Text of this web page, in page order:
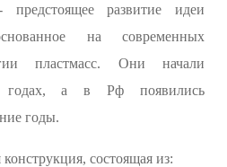
развитие идеи
на современных
пластмасс. Они начали
годах, а в Рф появились
годы.
состоящая из: